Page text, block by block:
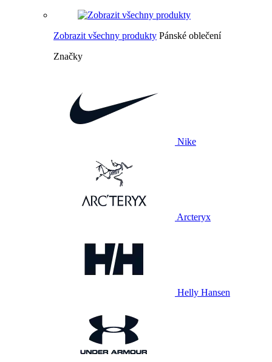
Zobrazit všechny produkty Pánské oblečení
Značky
Nike
Arcteryx
Helly Hansen